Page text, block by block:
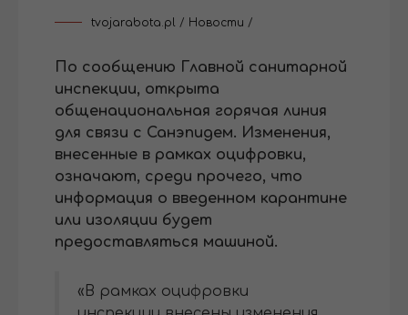
tvojarabota.pl / Новости /
По сообщению Главной санитарной
инспекции, открыта
общенациональная горячая линия
для связи с Санэпидем. Изменения,
внесенные в рамках оцифровки,
означают, среди прочего, что
информация о введенном карантине
или изоляции будет
предоставляться машиной.
«В рамках оцифровки